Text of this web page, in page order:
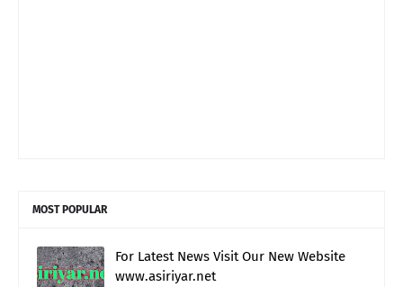
MOST POPULAR
For Latest News Visit Our New Website
www.asiriyar.net